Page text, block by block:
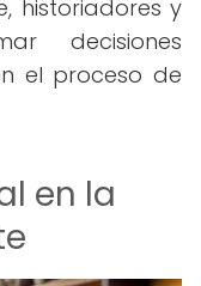
historiadores y
decisiones
el proceso de
en la